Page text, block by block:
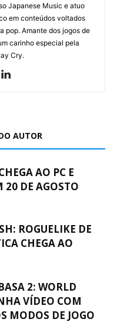
Japanese Music e atuo
em conteúdos voltados
pop. Amante dos jogos de
carinho especial pela
Cry.
AUTOR
AO PC E
20 DE AGOSTO
ROGUELIKE DE
CHEGA AO
2: WORLD
VÍDEO COM
MODOS DE JOGO